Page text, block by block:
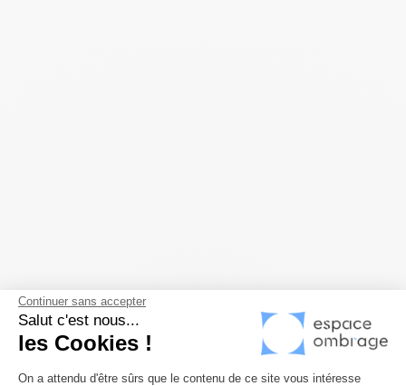
Continuer sans accepter
Salut c'est nous...
les Cookies !
Plateforme de Gestion du
On a attendu d'être sûrs que le contenu de ce site vous intéresse